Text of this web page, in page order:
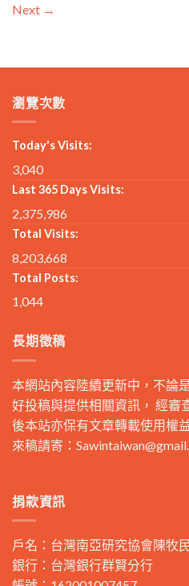
Next →
瀏覽次數
Today's Visits:
3,040
Last 365 Days Visits:
2,375,986
Total Visits:
8,203,668
Total Posts:
1,044
長期徵稿
本網站內容陸續更新中，不論
好投稿與提供相關資訊， 經審
後本站亦保有文章轉載使用權
來稿請寄：
捐款資訊
戶名：台灣南亞研究協會陳牧
銀行：台灣銀行群賢分行